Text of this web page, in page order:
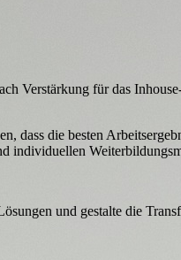
Verstärkung für das
die besten
individuellen
und gestalte die